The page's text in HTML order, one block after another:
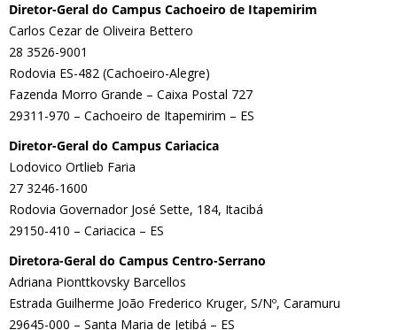
Diretor-Geral do Campus Cachoeiro de Itapemirim
Carlos Cezar de Oliveira Bettero
28 3526-9001
Rodovia ES-482 (Cachoeiro-Alegre)
Fazenda Morro Grande – Caixa Postal 727
29311-970 – Cachoeiro de Itapemirim – ES
Diretor-Geral do Campus Cariacica
Lodovico Ortlieb Faria
27 3246-1600
Rodovia Governador José Sette, 184, Itacibá
29150-410 – Cariacica – ES
Diretora-Geral do Campus Centro-Serrano
Adriana Pionttkovsky Barcellos
Estrada Guilherme João Frederico Kruger, S/Nº, Caramuru
29645-000 – Santa Maria de Jetibá – ES